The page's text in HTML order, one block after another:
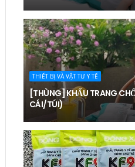
THIẾT BỊ VÀ VẬT TƯ Y TẾ
[THÙNG] KHẨU TRANG
CÁI/TÚI)